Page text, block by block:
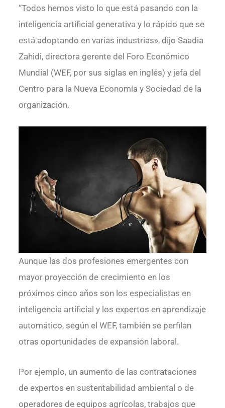
“Todos hemos visto lo que está pasando con la
inteligencia artificial generativa y lo rápido que se
está adoptando en varias industrias», dijo Saadia
Zahidi, directora gerente del Foro Económico
Mundial (WEF, por sus siglas en inglés) y jefa del
Centro para la Nueva Economía y Sociedad de la
organización.
Aunque las dos profesiones emergentes con
mayor proyección de crecimiento en los
próximos cinco años son los especialistas en
inteligencia artificial y los expertos en aprendizaje
automático, según el WEF, también se perfilan
otras oportunidades de expansión laboral.
Por ejemplo, un aumento de las contrataciones
de expertos en sustentabilidad ambiental o de
operadores de equipos agrícolas, trabajos que